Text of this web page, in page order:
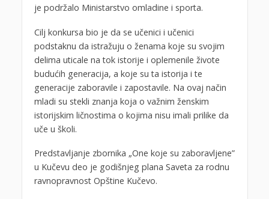
je podržalo Ministarstvo omladine i sporta.
Cilj konkursa bio je da se učenici i učenici
podstaknu da istražuju o ženama koje su svojim
delima uticale na tok istorije i oplemenile živote
budućih generacija, a koje su ta istorija i te
generacije zaboravile i zapostavile. Na ovaj način
mladi su stekli znanja koja o važnim ženskim
istorijskim ličnostima o kojima nisu imali prilike da
uče u školi.
Predstavljanje zbornika „One koje su zaboravljene”
u Kučevu deo je godišnjeg plana Saveta za rodnu
ravnopravnost Opštine Kučevo.